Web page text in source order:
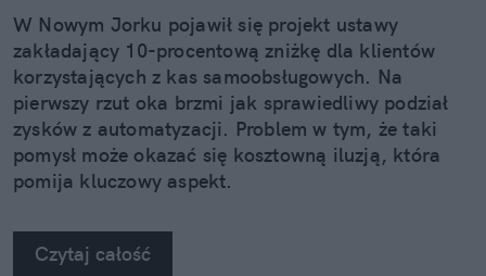
W Nowym Jorku pojawił się projekt ustawy
zakładający 10-procentową zniżkę dla klientów
korzystających z kas samoobsługowych. Na
pierwszy rzut oka brzmi jak sprawiedliwy podział
zysków z automatyzacji. Problem w tym, że taki
pomysł może okazać się kosztowną iluzją, która
pomija kluczowy aspekt.
Czytaj całość